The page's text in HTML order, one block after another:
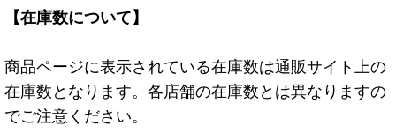
【在庫数について】
商品ページに表示されている在庫数は通販サイト上の
在庫数となります。各店舗の在庫数とは異なりますの
でご注意ください。